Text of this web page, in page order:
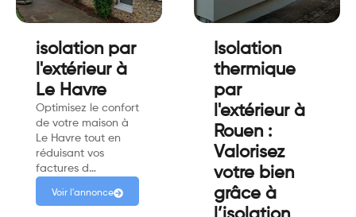
isolation par
l'extérieur à
Le Havre
Optimisez le confort
de votre maison à
Le Havre tout en
réduisant vos
factures d…
Voir l'annonce
Isolation
thermique
par
l'extérieur à
Rouen :
Valorisez
votre bien
grâce à